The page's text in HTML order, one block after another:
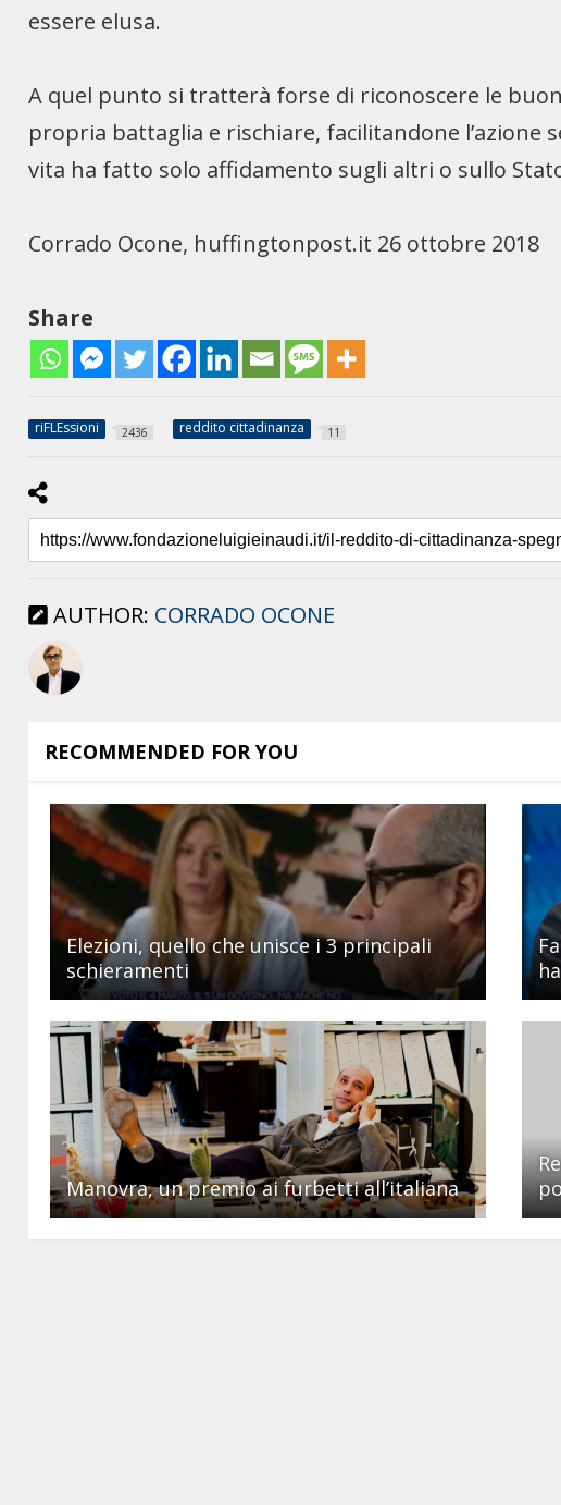
essere elusa.
A quel punto si tratterà forse di riconoscere le
propria battaglia e rischiare, facilitandone l’azione
vita ha fatto solo affidamento sugli altri o sullo
Corrado Ocone, huffingtonpost.it 26 ottobre 2018
Share
riFLEssioni 2436 reddito cittadinanza 11
AUTHOR: CORRADO OCONE
RECOMMENDED FOR YOU
Elezioni, quello che unisce i 3 principali
schieramenti
Manovra, un premio ai furbetti all’italiana